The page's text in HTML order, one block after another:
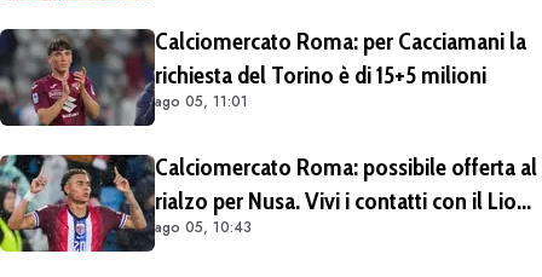
Calciomercato Roma: per Cacciamani la
richiesta del Torino è di 15+5 milioni
ago 05, 11:01
Calciomercato Roma: possibile offerta al
rialzo per Nusa. Vivi i contatti con il Lione
per Fofana
ago 05, 10:43